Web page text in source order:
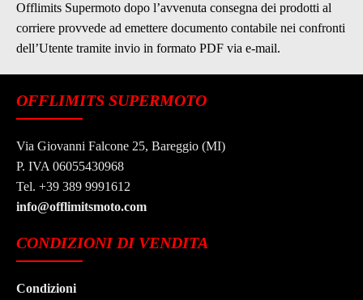
Offlimits Supermoto dopo l’avvenuta consegna dei prodotti al
corriere provvede ad emettere documento contabile nei confronti
dell’Utente tramite invio in formato PDF via e-mail.
OFFLIMITS SUPERMOTO
Via Giovanni Falcone 25, Bareggio (MI)
P. IVA 06055430968
Tel. +39 389 9991612
info@offlimitsmoto.com
CONDIZIONI DI VENDITA
Condizioni